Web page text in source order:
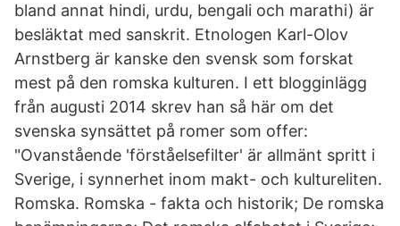
bland annat hindi, urdu, bengali och marathi) är
besläktat med sanskrit. Etnologen Karl-Olov
Arnstberg är kanske den svensk som forskat
mest på den romska kulturen. I ett blogginlägg
från augusti 2014 skrev han så här om det
svenska synsättet på romer som offer:
"Ovanstående 'förståelsefilter' är allmänt spritt i
Sverige, i synnerhet inom makt- och kultureliten.
Romska. Romska - fakta och historik; De romska